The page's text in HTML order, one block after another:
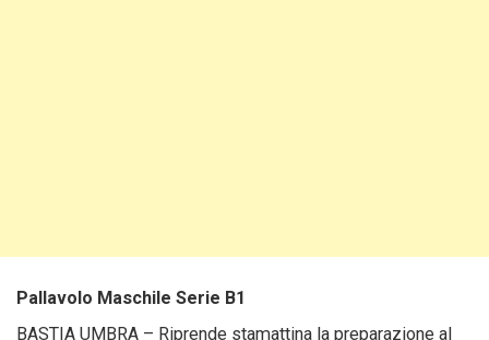
Pallavolo Maschile Serie B1
BASTIA UMBRA – Riprende stamattina la preparazione al